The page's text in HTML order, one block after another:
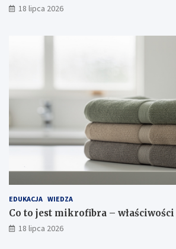
18 lipca 2026
EDUKACJA WIEDZA
Co to jest mikrofibra –
18 lipca 2026